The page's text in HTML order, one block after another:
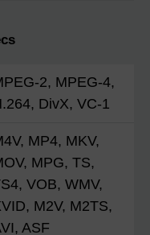
2, MPEG-4,
DivX, VC-1
MP4, MKV,
MPG, TS,
VOB, WMV,
M2V, M2TS,
ASF